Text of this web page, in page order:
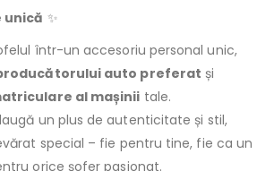
unică ✨
într-un accesoriu personal unic,
auto preferat și
al mașinii tale.
un plus de autenticitate și stil,
special – fie pentru tine, fie ca un
orice șofer pasionat.